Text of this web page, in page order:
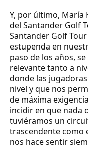
Y, por último, María
del Santander Golf
Santander Golf
estupenda en
paso de los años,
relevante tanto a
donde las
nivel y que nos
de máxima
incidir en que nada
tuviéramos un
trascendente como
nos hace sentir